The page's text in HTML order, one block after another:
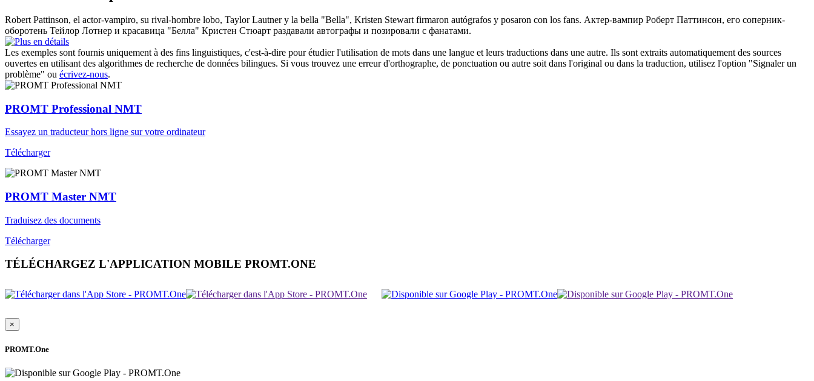
Robert Pattinson, el actor-vampiro, su rival-hombre lobo, Taylor Lautner y la bella "Bella", Kristen Stewart firmaron autógrafos y posaron con los fans. Актер-вампир Роберт Паттинсон, его соперник-
оборотень Тейлор Лотнер и красавица "Белла" Кристен Стюарт раздавали автографы и позировали с фанатами.
Les exemples sont fournis uniquement à des fins linguistiques, c'est-à-dire pour étudier l'utilisation de mots dans une langue et leurs traductions dans une autre. Ils sont extraits automatiquement des sources
ouvertes en utilisant des algorithmes de recherche de données bilingues. Si vous trouvez une erreur d'orthographe, de ponctuation ou autre soit dans l'original ou dans la traduction, utilisez l'option "Signaler un
problème" ou écrivez-nous.
PROMT Professional NMT
Essayez un traducteur hors ligne sur votre ordinateur
Télécharger
PROMT Master NMT
Traduisez des documents
Télécharger
TÉLÉCHARGEZ L'APPLICATION MOBILE PROMT.ONE
×
PROMT.One